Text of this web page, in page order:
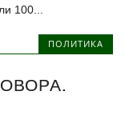
100...
ПОЛИТИКА